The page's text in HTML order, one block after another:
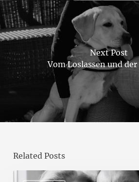
Next Post
Vom Loslassen und
Related Posts